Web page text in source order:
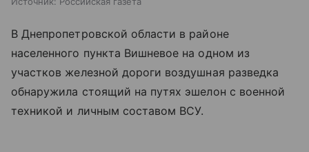
В Днепропетровской области в районе
населенного пункта Вишневое на одном из
участков железной дороги воздушная разведка
обнаружила стоящий на путях эшелон с военной
техникой и личным составом ВСУ.